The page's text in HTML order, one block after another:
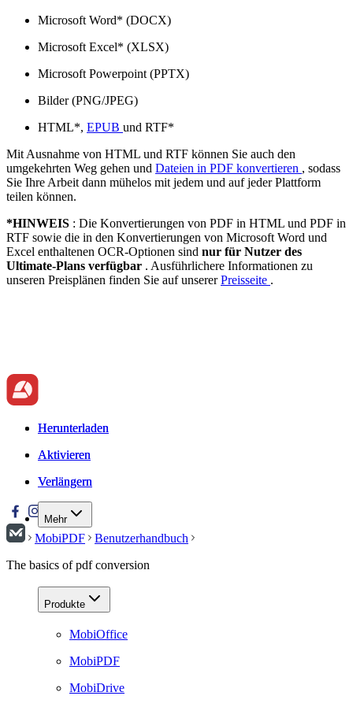
Microsoft Word* (DOCX)
Microsoft Excel* (XLSX)
Microsoft Powerpoint (PPTX)
Bilder (PNG/JPEG)
HTML*, EPUB und RTF*
Mit Ausnahme von HTML und RTF können Sie auch den
umgekehrten Weg gehen und Dateien in PDF konvertieren , sodass
Sie Ihre Arbeit dann mühelos mit jedem und auf jeder Plattform
teilen können.
*HINWEIS : Die Konvertierungen von PDF in HTML und PDF in
RTF sowie die in den Konvertierungen von Microsoft Word und
Excel enthaltenen OCR-Optionen sind nur für Nutzer des
Ultimate-Plans verfügbar . Ausführlichere Informationen zu
unseren Preisplänen finden Sie auf unsererPreisseite .
Herunterladen
Aktivieren
Verlängern
Mehr
Herunterladen
Aktivieren
Verlängern
MobiPDF
Benutzerhandbuch
The basics of pdf conversion
Produkte
MobiOffice
MobiPDF
MobiDrive